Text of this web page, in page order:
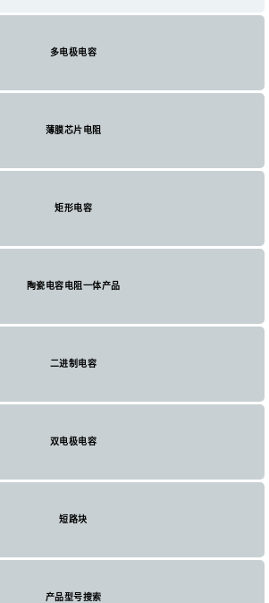
多电极电容
薄膜芯片电阻
矩形电容
陶瓷电容电阻一体产品
二进制电容
双电极电容
短路块
产品型号搜索